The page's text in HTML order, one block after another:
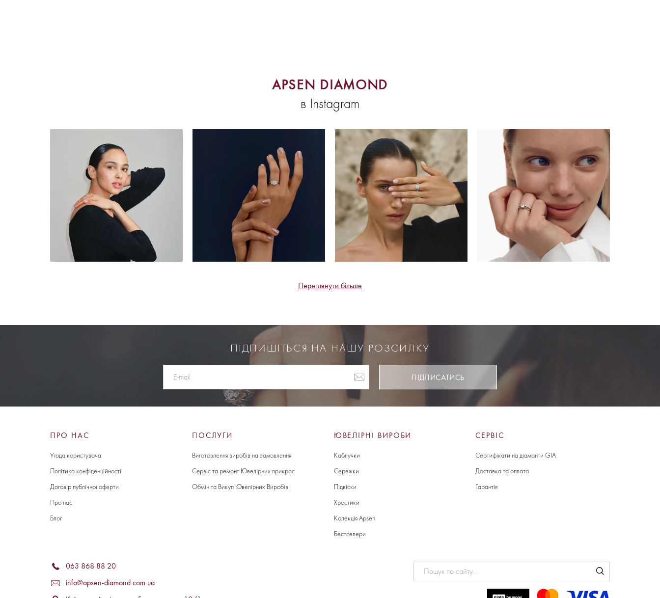
APSEN DIAMOND
в Instagram
Переглянути більше
ПІДПИШІТЬСЯ НА НАШУ РОЗСИЛКУ
ПІДПИСАТИСЬ
ПРО НАС
Угода користувача
Політика конфіденційності
Договір публічної оферти
Про нас
Блог
ПОСЛУГИ
Виготовлення виробів на замовлення
Сервіс та ремонт Ювелірних прикрас
Обмін та Викуп Ювелірних Виробів
ЮВЕЛІРНІ ВИРОБИ
Каблучки
Сережки
Підвіски
Хрестики
Колекція Apsen
Бестселери
СЕРВІС
Сертифікати на діаманти GIA
Доставка та оплата
Гарантія
063 868 88 20
info@apsen-diamond.com.ua